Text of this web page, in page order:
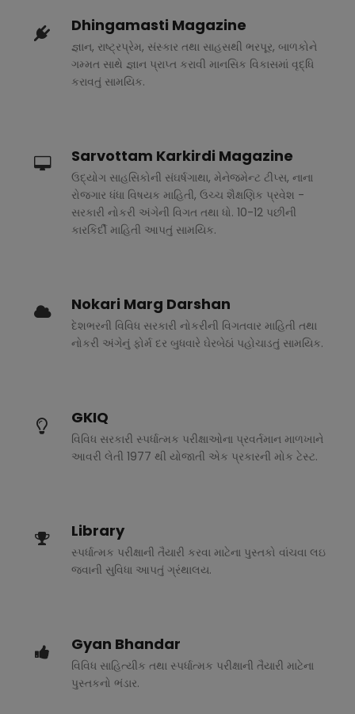
Dhingamasti Magazine
જ્ઞાન, રાષ્ટ્રપ્રેમ, સંસ્કાર તથા સાહસથી ભરપૂર, બાળકોને
ગમ્મત સાથે જ્ઞાન પ્રાપ્ત કરાવી માનસિક વિકાસમાં વૃદ્ધિ
કરાવતું સામયિક.
Sarvottam Karkirdi Magazine
ઉદ્યોગ સાહસિકોની સંઘર્ષગાથા, મેનેજમેન્ટ ટીપ્સ, નાના
રોજગાર ધંધા વિષયક માહિતી, ઉચ્ચ શૈક્ષણિક પ્રવેશ -
સરકારી નોકરી અંગેની વિગત તથા ધો. 10-12 પછીની
કારકિર્દી માહિતી આપતું સામયિક.
Nokari Marg Darshan
દેશભરની વિવિધ સરકારી નોકરીની વિગતવાર માહિતી તથા
નોકરી અંગેનું ફોર્મ દર બુધવારે ઘેરબેઠાં પહોચાડતું સામયિક.
GKIQ
વિવિધ સરકારી સ્પર્ધાત્મક પરીક્ષાઓના પ્રવર્તમાન માળખાને
આવરી લેતી 1977 થી યોજાતી એક પ્રકારની મોક ટેસ્ટ.
Library
સ્પર્ધાત્મક પરીક્ષાની તૈયારી કરવા માટેના પુસ્તકો વાંચવા લઇ
જવાની સુવિધા આપતું ગ્રંથાલય.
Gyan Bhandar
વિવિધ સાહિત્યીક તથા સ્પર્ધાત્મક પરીક્ષાની તૈયારી માટેના
પુસ્તકનો ભંડાર.